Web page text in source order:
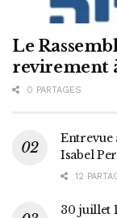
Le
revirement
0 PARTAGES
Entrevue
Isabel
12
30 juillet